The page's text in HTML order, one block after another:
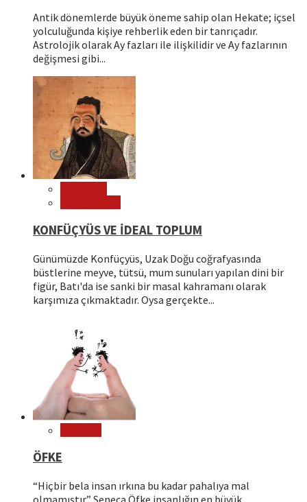
Antik dönemlerde büyük öneme sahip olan Hekate; içsel
yolculuğunda kişiye rehberlik eden bir tanrıçadır.
Astrolojik olarak Ay fazları ile ilişkilidir ve Ay fazlarının
değişmesi gibi...
KONFÜÇYÜS VE İDEAL TOPLUM
Günümüzde Konfüçyüs, Uzak Doğu coğrafyasında
büstlerine meyve, tütsü, mum sunuları yapılan dini bir
figür, Batı'da ise sanki bir masal kahramanı olarak
karşımıza çıkmaktadır. Oysa gerçekte...
ÖFKE
“Hiçbir bela insan ırkına bu kadar pahalıya mal